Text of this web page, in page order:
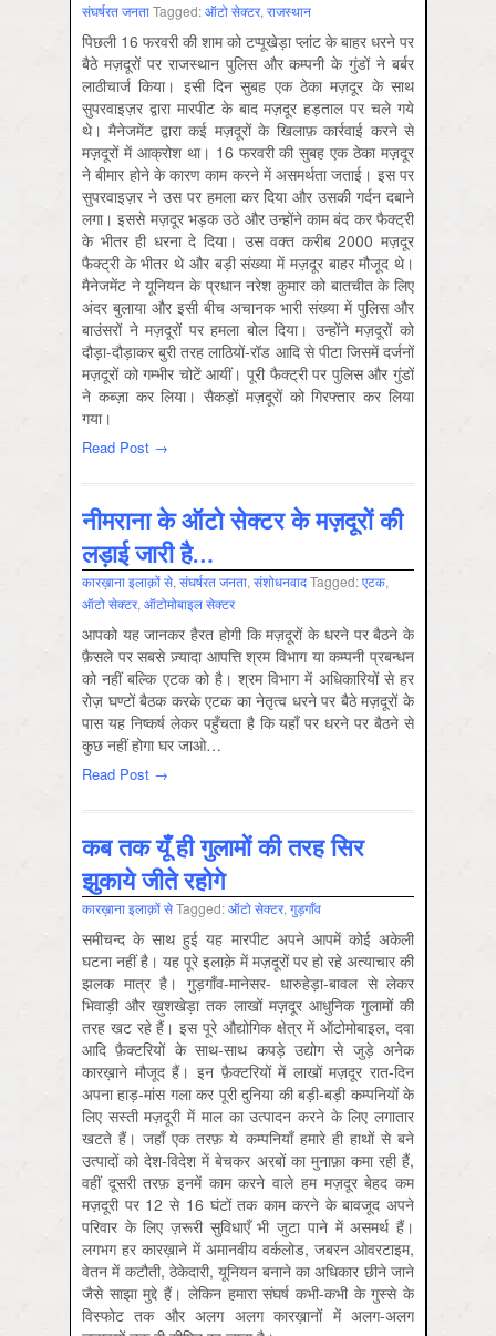
संघर्षरत जनताTagged:ऑटो सेक्‍टर, राजस्‍थान
पिछली 16 फरवरी की शाम को टप्पूखेड़ा प्लांट के बाहर धरने पर
बैठे मज़दूरों पर राजस्थान पुलिस और कम्पनी के गुंडों ने बर्बर
लाठीचार्ज किया। इसी दिन सुबह एक ठेका मज़दूर के साथ
सुपरवाइज़र द्वारा मारपीट के बाद मज़दूर हड़ताल पर चले गये
थे। मैनेजमेंट द्वारा कई मज़दूरों के खिलाफ़ कार्रवाई करने से
मज़दूरों में आक्रोश था। 16 फरवरी की सुबह एक ठेका मज़दूर
ने बीमार होने के कारण काम करने में असमर्थता जताई। इस पर
सुपरवाइज़र ने उस पर हमला कर दिया और उसकी गर्दन दबाने
लगा। इससे मज़दूर भड़क उठे और उन्होंने काम बंद कर फैक्‍ट्री
के भीतर ही धरना दे दिया। उस वक्त करीब 2000 मज़दूर
फैक्ट्री के भीतर थे और बड़ी संख्या में मज़दूर बाहर मौजूद थे।
मैनेजमेंट ने यूनियन के प्रधान नरेश कुमार को बातचीत के लिए
अंदर बुलाया और इसी बीच अचानक भारी संख्‍या में पुलिस और
बाउंसरों ने मज़दूरों पर हमला बोल दिया। उन्होंने मज़दूरों को
दौड़ा-दौड़ाकर बुरी तरह लाठियों-रॉड आदि से पीटा जिसमें दर्जनों
मज़दूरों को गम्‍भीर चोटें आयीं। पूरी फैक्ट्री पर पुलिस और गुंडों
ने कब्ज़ा कर लिया। सैकड़ों मज़दूरों को गिरफ्तार कर लिया
गया।
Read Post →
नीमराना के ऑटो सेक्टर के मज़दूरों की
लड़ाई जारी है…
कारख़ाना इलाक़ों से, संघर्षरत जनता, संशोधनवादTagged:एटक,
ऑटो सेक्‍टर, ऑटोमोबाइल सेक्‍टर
आपको यह जानकर हैरत होगी कि मज़दूरों के धरने पर बैठने के
फ़ैसले पर सबसे ज़्यादा आपत्ति श्रम विभाग या कम्पनी प्रबन्धन
को नहीं बल्कि एटक को है। श्रम विभाग में अधिकारियों से हर
रोज़ घण्टों बैठक करके एटक का नेतृत्व धरने पर बैठे मज़दूरों के
पास यह निष्कर्ष लेकर पहुँचता है कि यहाँ पर धरने पर बैठने से
कुछ नहीं होगा घर जाओ…
Read Post →
कब तक यूँ ही गुलामों की तरह सिर
झुकाये जीते रहोगे
कारख़ाना इलाक़ों सेTagged:ऑटो सेक्‍टर, गुड़गाँव
समीचन्द के साथ हुई यह मारपीट अपने आपमें कोई अकेली
घटना नहीं है। यह पूरे इलाक़े में मज़दूरों पर हो रहे अत्याचार की
झलक मात्र है। गुड़गाँव-मानेसर- धारुहेड़ा-बावल से लेकर
भिवाड़ी और ख़ुशखेड़ा तक लाखों मज़दूर आधुनिक गुलामों की
तरह खट रहे हैं। इस पूरे औद्योगिक क्षेत्र में ऑटोमोबाइल, दवा
आदि फ़ैक्टरियों के साथ-साथ कपड़े उद्योग से जुड़े अनेक
कारख़ाने मौजूद हैं। इन फ़ैक्टरियों में लाखों मज़दूर रात-दिन
अपना हाड़-मांस गला कर पूरी दुनिया की बड़ी-बड़ी कम्पनियों के
लिए सस्ती मज़दूरी में माल का उत्पादन करने के लिए लगातार
खटते हैं। जहाँ एक तरफ़ ये कम्पनियाँ हमारे ही हाथों से बने
उत्पादों को देश-विदेश में बेचकर अरबों का मुनाफ़ा कमा रही हैं,
वहीं दूसरी तरफ़ इनमें काम करने वाले हम मज़दूर बेहद कम
मज़दूरी पर 12 से 16 घंटों तक काम करने के बावजूद अपने
परिवार के लिए ज़रूरी सुविधाएँ भी जुटा पाने में असमर्थ हैं।
लगभग हर कारख़ाने में अमानवीय वर्कलोड, जबरन ओवरटाइम,
वेतन में कटौती, ठेकेदारी, यूनियन बनाने का अधिकार छीने जाने
जैसे साझा मुद्दे हैं। लेकिन हमारा संघर्ष कभी-कभी के गुस्से के
विस्फोट तक और अलग अलग कारख़ानों में अलग-अलग